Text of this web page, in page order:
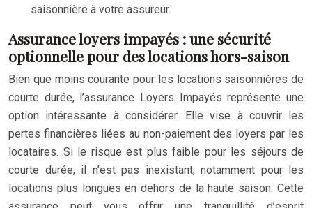
saisonnière à votre assureur.
Assurance loyers impayés : une sécurité
optionnelle pour des locations hors-saison
Bien que moins courante pour les locations saisonnières de
courte durée, l’assurance Loyers Impayés représente une
option intéressante à considérer. Elle vise à couvrir les
pertes financières liées au non-paiement des loyers par les
locataires. Si le risque est plus faible pour les séjours de
courte durée, il n’est pas inexistant, notamment pour les
locations plus longues en dehors de la haute saison. Cette